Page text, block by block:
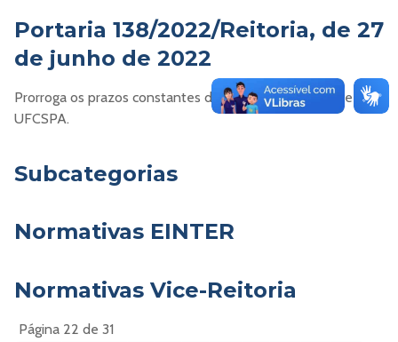
Portaria 138/2022/Reitoria, de 27
de junho de 2022
Prorroga os prazos constantes do Plano de Integridade da
UFCSPA.
Subcategorias
Normativas EINTER
Normativas Vice-Reitoria
Página 22 de 31